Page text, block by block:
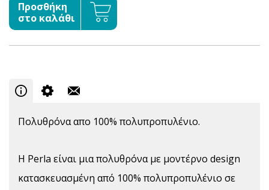
Προσθήκη
στο καλάθι
Πολυθρόνα απο 100% πολυπροπυλένιο.
Η Perla είναι μια πολυθρόνα με μοντέρνο design
κατασκευασμένη από 100% πολυπροπυλένιο σε